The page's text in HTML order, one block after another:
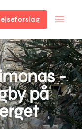
-
på